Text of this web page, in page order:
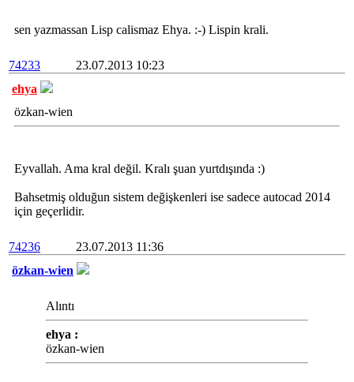
sen yazmassan Lisp calismaz Ehya. :-) Lispin krali.
74233
23.07.2013 10:23
ehya
özkan-wien
Eyvallah. Ama kral değil. Kralı şuan yurtdışında :)
Bahsetmiş olduğun sistem değişkenleri ise sadece autocad 2014
için geçerlidir.
74236
23.07.2013 11:36
özkan-wien
Alıntı
ehya :
özkan-wien